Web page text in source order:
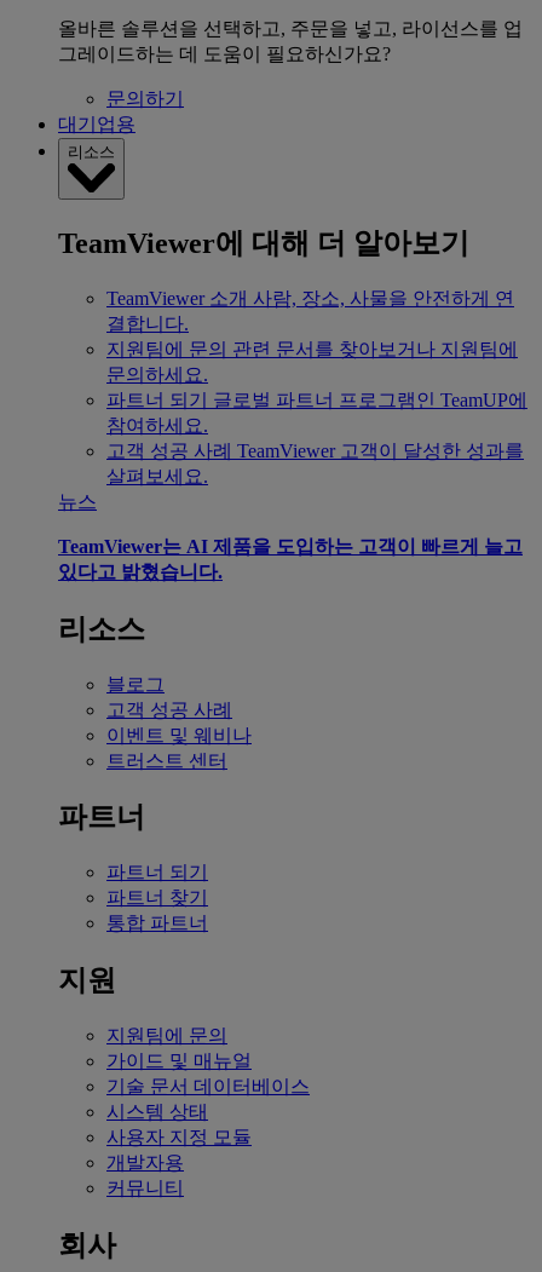
올바른 솔루션을 선택하고, 주문을 넣고, 라이선스를 업
그레이드하는 데 도움이 필요하신가요?
문의하기
대기업용
리소스
TeamViewer에 대해 더 알아보기
TeamViewer 소개 사람, 장소, 사물을 안전하게 연
결합니다.
지원팀에 문의 관련 문서를 찾아보거나 지원팀에
문의하세요.
파트너 되기
글로벌 파트너 프로그램인 TeamUP에
참여하세요.
고객 성공 사례 TeamViewer 고객이 달성한 성과를
살펴보세요.
뉴스
TeamViewer는 AI 제품을 도입하는 고객이 빠르게 늘고
있다고 밝혔습니다.
리소스
블로그
고객 성공 사례
이벤트 및 웨비나
트러스트 센터
파트너
파트너 되기
파트너 찾기
통합 파트너
지원
지원팀에 문의
가이드 및 매뉴얼
기술 문서 데이터베이스
시스템 상태
사용자 지정 모듈
개발자용
커뮤니티
회사